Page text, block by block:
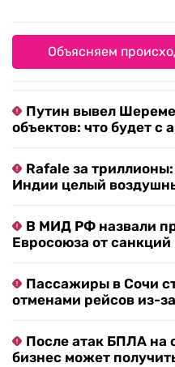
Объясняем
Путин вывел
объектов: что будет с
Rafale за
Индии целый
В МИД РФ назвали
Евросоюза от
Пассажиры в Сочи
отменами рейсов из-
После атак БПЛА на
бизнес может